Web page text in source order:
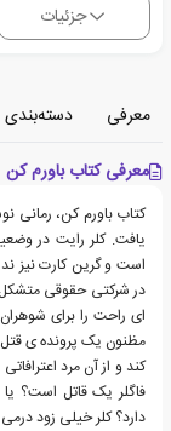
جزئیات
معرفی دسته‌بندی
معرفی کتاب باورم کن
یافت. کلر رایت در
است و گرین کارت نیز
در شرکتی حقوقی متشکل
ای راحت را برای
مظنون یک پرونده ی
کند و از آن مرد
فاگلر یک قاتل است؟
دارد؟ کلر خیلی زود